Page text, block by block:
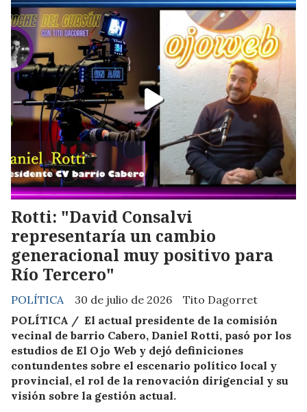
Rotti: "David Consalvi
representaría un cambio
generacional muy positivo para
Río Tercero"
Tito Dagorret
POLÍTICA
30 de julio de 2026
POLÍTICA / El actual presidente de la comisión
vecinal de barrio Cabero, Daniel Rotti, pasó por los
estudios de El Ojo Web y dejó definiciones
contundentes sobre el escenario político local y
provincial, el rol de la renovación dirigencial y su
visión sobre la gestión actual.